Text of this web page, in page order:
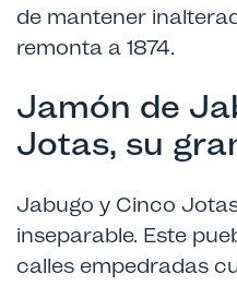
de mantener
remonta a 1874.
Jamón de
Jotas, su
Jabugo y Cinco
inseparable. Este
calles empedradas